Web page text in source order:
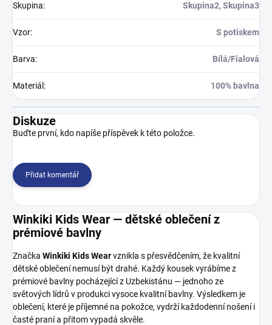
Skupina: Skupina2, Skupina3
Vzor: S potiskem
Barva: Bílá/Fialová
Materiál : 100% bavlna
Diskuze
Buďte první, kdo napíše příspěvek k této položce.
Přidat komentář
Winkiki Kids Wear — dětské oblečení z
prémiové bavlny
Značka Winkiki Kids Wearvznikla s přesvědčením, že kvalitní
dětské oblečení nemusí být drahé. Každý kousek vyrábíme z
prémiové bavlny pocházející z Uzbekistánu — jednoho ze
světových lídrů v produkci vysoce kvalitní bavlny. Výsledkem je
oblečení, které je příjemné na pokožce, vydrží každodenní nošení i
časté praní a přitom vypadá skvěle.